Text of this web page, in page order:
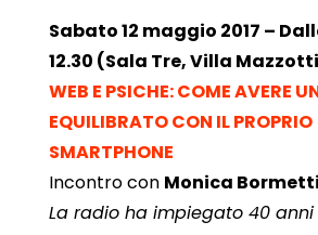
Sabato 12 maggio 2017 –
12.30 (Sala Tre, Villa
WEB E PSICHE: COME AVERE
EQUILIBRATO CON IL PROPRIO
SMARTPHONE
Incontro con Monica Bormetti
La radio ha impiegato 40